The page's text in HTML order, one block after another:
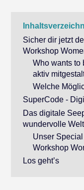
Sicher dir jetzt
Workshop
Who wants to
aktiv
Welche
SuperCode -
Das digitale
wundervolle
Unser
Workshop
Los geht’s